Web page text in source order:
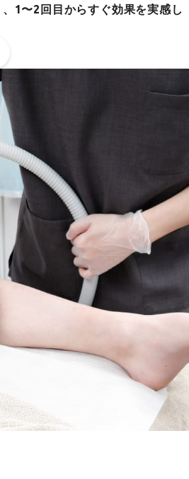
1〜2回目からすぐ効果を実感し